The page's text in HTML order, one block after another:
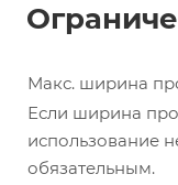
Макс. ширина
Если ширина
использование
обязательным.